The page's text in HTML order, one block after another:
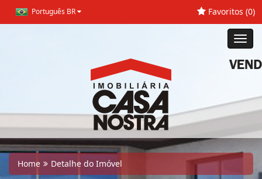
Português BR Favoritos (0)
Home Detalhe do Imóvel